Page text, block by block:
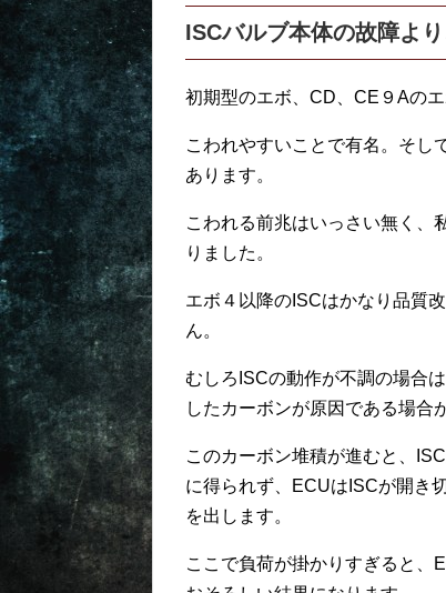
ISCバルブ本体の故障よ
初期型のエボ、CD、CE９Aの
こわれやすいことで有名。そし
あります。
こわれる前兆はいっさい無く、
りました。
エボ４以降のISCはかなり品質
ん。
むしろISCの動作が不調の場合
したカーボンが原因である場合
このカーボン堆積が進むと、
に得られず、ECUはISCが開き
を出します。
ここで負荷が掛かりすぎると、